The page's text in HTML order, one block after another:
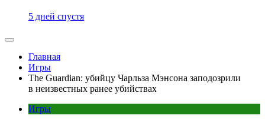
5 дней спустя
Главная
Игры
The Guardian: убийцу Чарльза Мэнсона заподозрили
в неизвестных ранее убийствах
Игры